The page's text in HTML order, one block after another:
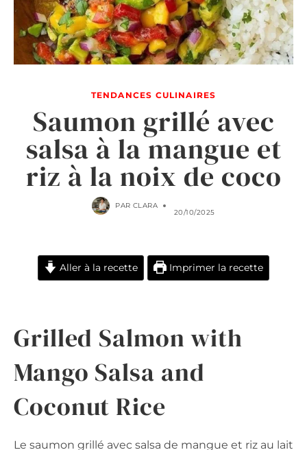
TENDANCES CULINAIRES
Saumon grillé avec
salsa à la mangue et
riz à la noix de coco
PAR CLARA
20/10/2025
Aller à la recette Imprimer la recette
Grilled Salmon with
Mango Salsa and
Coconut Rice
Le saumon grillé avec salsa de mangue et riz au lait